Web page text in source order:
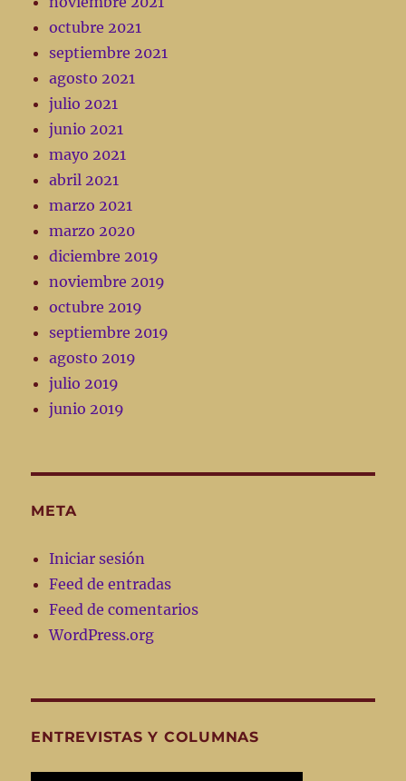
octubre 2021
septiembre 2021
agosto 2021
julio 2021
junio 2021
mayo 2021
abril 2021
marzo 2021
marzo 2020
diciembre 2019
noviembre 2019
octubre 2019
septiembre 2019
agosto 2019
julio 2019
junio 2019
META
Iniciar sesión
Feed de entradas
Feed de comentarios
WordPress.org
ENTREVISTAS Y COLUMNAS